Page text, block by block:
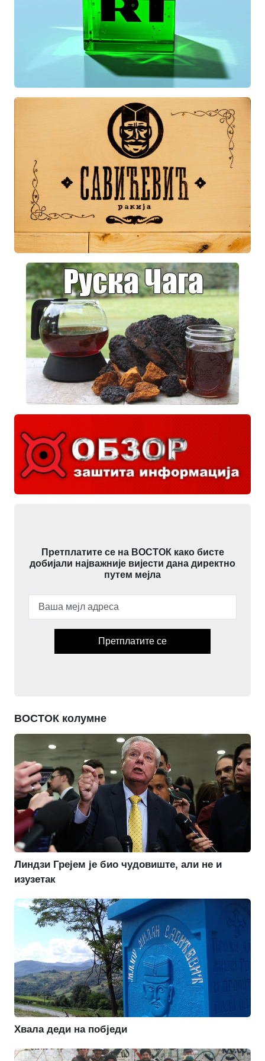
Претплатите се на ВОСТОК како бисте
добијали најважније вијести дана директно
путем мејла
Претплатите се
ВОСТОК колумне
Линдзи Грејем је био чудовиште, али не и
изузетак
Хвала деди на побједи